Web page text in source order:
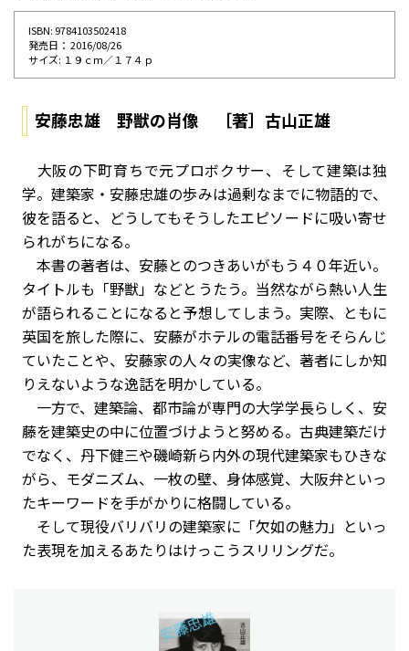
ISBN: 9784103502418
発売⽇： 2016/08/26
サイズ: １９ｃｍ／１７４ｐ
安藤忠雄 野獣の肖像 ［著］古山正雄
大阪の下町育ちで元プロボクサー、そして建築は独
学。建築家・安藤忠雄の歩みは過剰なまでに物語的で、
彼を語ると、どうしてもそうしたエピソードに吸い寄せ
られがちになる。
本書の著者は、安藤とのつきあいがもう４０年近い。
タイトルも「野獣」などとうたう。当然ながら熱い人生
が語られることになると予想してしまう。実際、ともに
英国を旅した際に、安藤がホテルの電話番号をそらんじ
ていたことや、安藤家の人々の実像など、著者にしか知
りえないような逸話を明かしている。
一方で、建築論、都市論が専門の大学学長らしく、安
藤を建築史の中に位置づけようと努める。古典建築だけ
でなく、丹下健三や磯崎新ら内外の現代建築家もひきな
がら、モダニズム、一枚の壁、身体感覚、大阪弁といっ
たキーワードを手がかりに格闘している。
そして現役バリバリの建築家に「欠如の魅力」といっ
た表現を加えるあたりはけっこうスリリングだ。